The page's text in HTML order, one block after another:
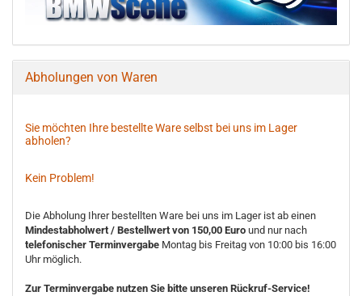
Abholungen von Waren
Sie möchten Ihre bestellte Ware selbst bei uns im Lager
abholen?
Kein Problem!
Die Abholung Ihrer bestellten Ware bei uns im Lager ist ab einen
Mindestabholwert / Bestellwert von 150,00 Euro und nur nach
telefonischer Terminvergabe Montag bis Freitag von 10:00 bis 16:00
Uhr möglich.
Zur Terminvergabe nutzen Sie bitte unseren Rückruf-Service!